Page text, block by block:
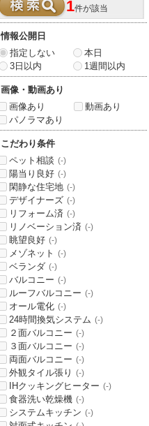
1件が該当
情報公開日
指定しない
本日
3日以内
1週間以内
画像・動画あり
画像あり
動画あり
パノラマあり
こだわり条件
ペット相談 (-)
陽当り良好 (-)
閑静な住宅地 (-)
デザイナーズ (-)
リフォーム済 (-)
リノベーション済 (-)
眺望良好 (-)
メゾネット (-)
ベランダ (-)
バルコニー (-)
ルーフバルコニー (-)
オール電化 (-)
24時間換気システム (-)
２面バルコニー (-)
３面バルコニー (-)
両面バルコニー (-)
外観タイル張り (-)
IHクッキングヒーター (-)
食器洗い乾燥機 (-)
システムキッチン (-)